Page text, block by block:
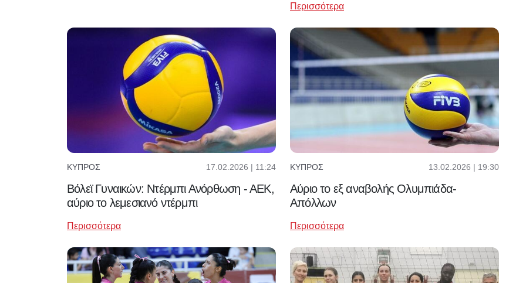
Περισσότερα
ΚΎΠΡΟΣ 17.02.2026 | 11:24
Βόλεϊ Γυναικών: Ντέρμπι Ανόρθωση - ΑΕΚ,
αύριο το λεμεσιανό ντέρμπι
Περισσότερα
ΚΎΠΡΟΣ 13.02.2026 | 19:30
Αύριο το εξ αναβολής Ολυμπιάδα-
Απόλλων
Περισσότερα